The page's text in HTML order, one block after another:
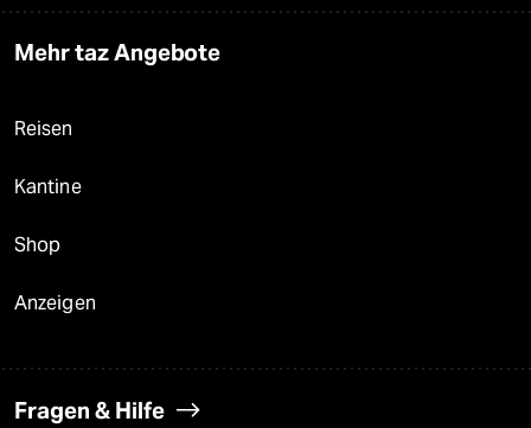
Mehr taz Angebote
Reisen
Kantine
Shop
Anzeigen
Fragen & Hilfe